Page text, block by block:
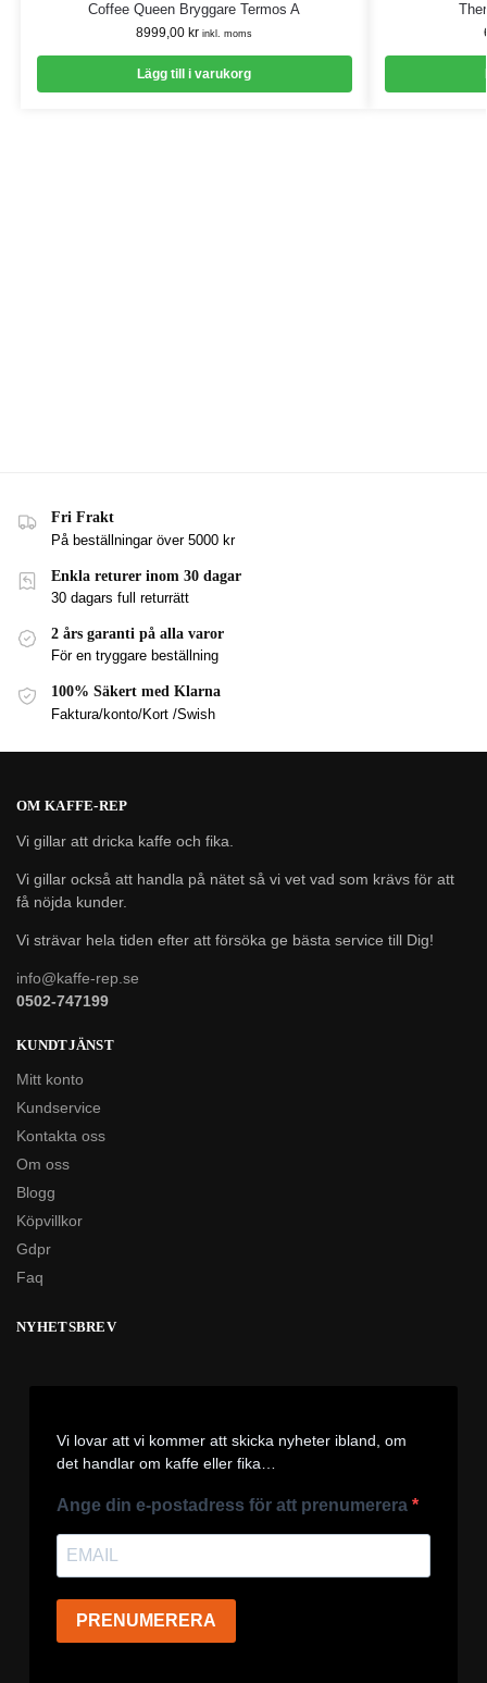
Coffee Queen Bryggare Termos A
8999,00 kr inkl. moms
Lägg till i varukorg
Fri Frakt
På beställningar över 5000 kr
Enkla returer inom 30 dagar
30 dagars full returrätt
2 års garanti på alla varor
För en tryggare beställning
100% Säkert med Klarna
Faktura/konto/Kort /Swish
OM KAFFE-REP
Vi gillar att dricka kaffe och fika.
Vi gillar också att handla på nätet så vi vet vad som krävs för att
få nöjda kunder.
Vi strävar hela tiden efter att försöka ge bästa service till Dig!
info@kaffe-rep.se
0502-747199
KUNDTJÄNST
Mitt konto
Kundservice
Kontakta oss
Om oss
Blogg
Köpvillkor
Gdpr
Faq
NYHETSBREV
Vi lovar att vi kommer att skicka nyheter ibland, om
det handlar om kaffe eller fika…
Ange din e-postadress för att prenumerera
PRENUMERERA